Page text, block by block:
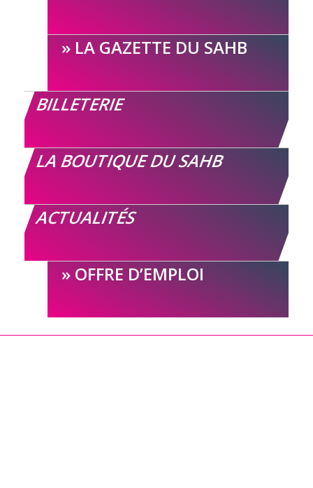
LA GAZETTE DU SAHB
BILLETERIE
LA BOUTIQUE DU SAHB
ACTUALITÉS
OFFRE D’EMPLOI